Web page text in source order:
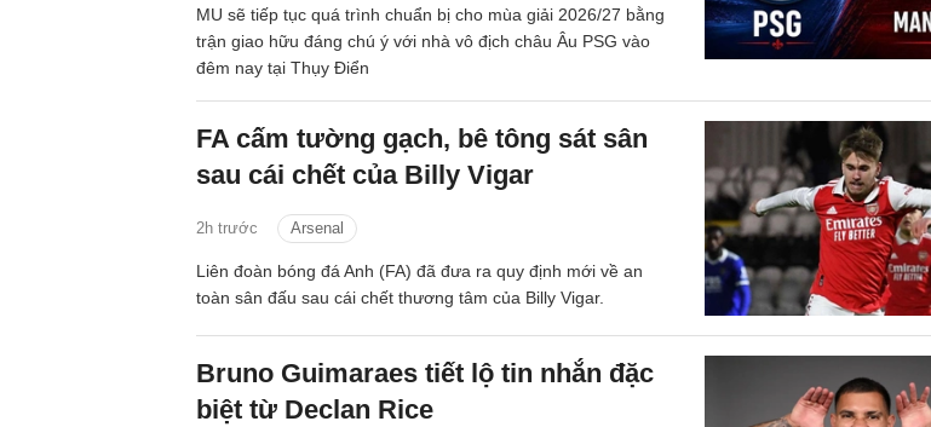
MU sẽ tiếp tục quá trình chuẩn bị cho mùa giải 2026/27 bằng
trận giao hữu đáng chú ý với nhà vô địch châu Âu PSG vào
đêm nay tại Thụy Điển
FA cấm tường gạch, bê tông sát sân
sau cái chết của Billy Vigar
2h trước Arsenal
Liên đoàn bóng đá Anh (FA) đã đưa ra quy định mới về an
toàn sân đấu sau cái chết thương tâm của Billy Vigar.
Bruno Guimaraes tiết lộ tin nhắn đặc
biệt từ Declan Rice